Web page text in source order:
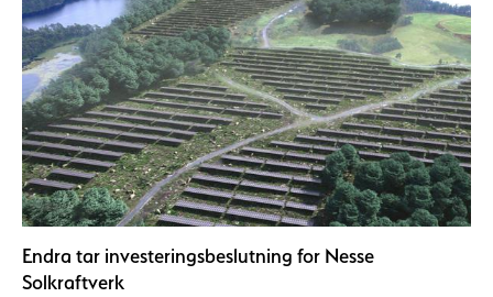
Endra tar investeringsbeslutning for Nesse
Solkraftverk